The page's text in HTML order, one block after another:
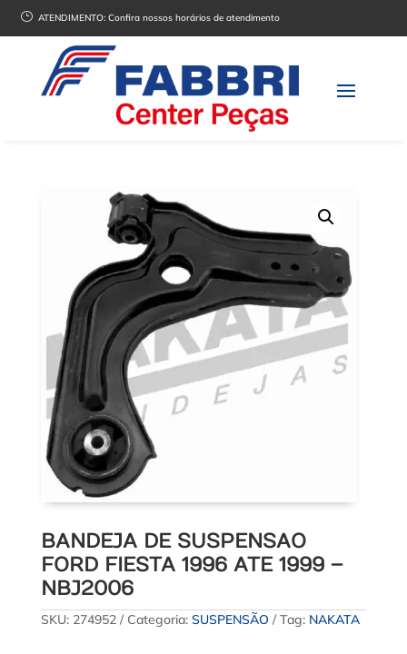
} ATENDIMENTO:Confira nossos horários de atendimento
BANDEJA DE SUSPENSAO
FORD FIESTA 1996 ATE 1999 –
NBJ2006
SKU: 274952 Categoria: SUSPENSÃO Tag: NAKATA